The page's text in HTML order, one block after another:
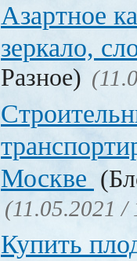
Азартное
зеркало,
Разное)
Москве
(11.05.2021 /
Купить